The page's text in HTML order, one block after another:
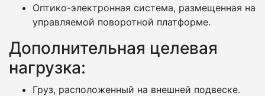
Оптико-электронная система, размещенная на
управляемой поворотной платформе.
Дополнительная целевая
нагрузка:
Груз, расположенный на внешней подвеске.